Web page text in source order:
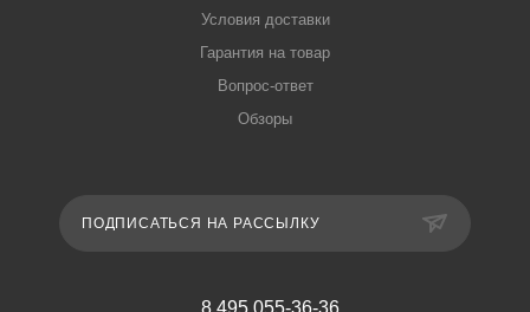
Условия доставки
Гарантия на товар
Вопрос-ответ
Обзоры
ПОДПИСАТЬСЯ НА РАССЫЛКУ
8 495 055-36-36